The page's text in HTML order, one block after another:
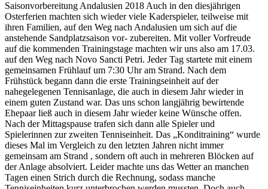
Saisonvorbereitung Andalusien 2018 Auch in den diesjährigen
Osterferien machten sich wieder viele Kaderspieler, teilweise mit
ihren Familien, auf den Weg nach Andalusien um sich auf die
anstehende Sandplatzsaison vor- zubereiten. Mit voller Vorfreude
auf die kommenden Trainingstage machten wir uns also am 17.03.
auf den Weg nach Novo Sancti Petri. Jeder Tag startete mit einem
gemeinsamen Frühlauf um 7:30 Uhr am Strand. Nach dem
Frühstück begann dann die erste Trainingseinheit auf der
nahegelegenen Tennisanlage, die auch in diesem Jahr wieder in
einem guten Zustand war. Das uns schon langjährig bewirtende
Ehepaar ließ auch in diesem Jahr wieder keine Wünsche offen.
Nach der Mittagspause trafen sich dann alle Spieler und
Spielerinnen zur zweiten Tenniseinheit. Das „Konditraining“ wurde
dieses Mal im Vergleich zu den letzten Jahren nicht immer
gemeinsam am Strand , sondern oft auch in mehreren Blöcken auf
der Anlage absolviert. Leider machte uns das Wetter an manchen
Tagen einen Strich durch die Rechnung, sodass manche